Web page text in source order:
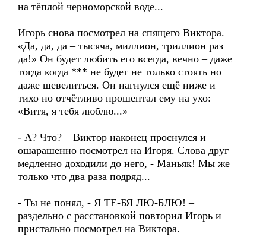
на тёплой черноморской воде...
Игорь снова посмотрел на спящего Виктора.
«Да, да, да – тысяча, миллион, триллион раз
да!» Он будет любить его всегда, вечно – даже
тогда когда *** не будет не только стоять но
даже шевелиться. Он нагнулся ещё ниже и
тихо но отчётливо прошептал ему на ухо:
«Витя, я тебя люблю...»
- А? Что? – Виктор наконец проснулся и
ошарашенно посмотрел на Игоря. Слова друг
медленно доходили до него, - Маньяк! Мы же
только что два раза подряд...
- Ты не понял, - Я ТЕ-БЯ ЛЮ-БЛЮ! –
раздельно с расстановкой повторил Игорь и
пристально посмотрел на Виктора.